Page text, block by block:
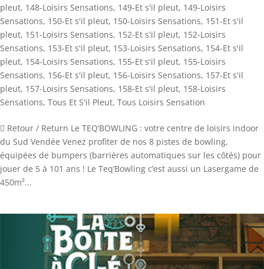
pleut, 148-Loisirs Sensations, 149-Et s'il pleut, 149-Loisirs
Sensations, 150-Et s'il pleut, 150-Loisirs Sensations, 151-Et s'il
pleut, 151-Loisirs Sensations, 152-Et s'il pleut, 152-Loisirs
Sensations, 153-Et s'il pleut, 153-Loisirs Sensations, 154-Et s'il
pleut, 154-Loisirs Sensations, 155-Et s'il pleut, 155-Loisirs
Sensations, 156-Et s'il pleut, 156-Loisirs Sensations, 157-Et s'il
pleut, 157-Loisirs Sensations, 158-Et s'il pleut, 158-Loisirs
Sensations, Tous Et S'il Pleut, Tous Loisirs Sensation
 Retour / Return Le TEQ’BOWLING : votre centre de loisirs indoor
du Sud Vendée Venez profiter de nos 8 pistes de bowling,
équipées de bumpers (barrières automatiques sur les côtés) pour
jouer de 5 à 101 ans ! Le Teq’Bowling c’est aussi un Lasergame de
450m²...